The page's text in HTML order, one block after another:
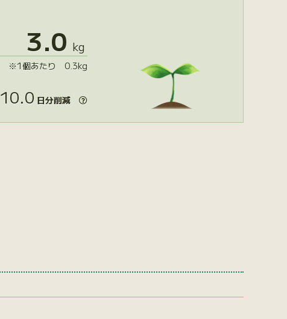
3.0 kg
※1個あたり 0.3kg
10.0 日分削減 